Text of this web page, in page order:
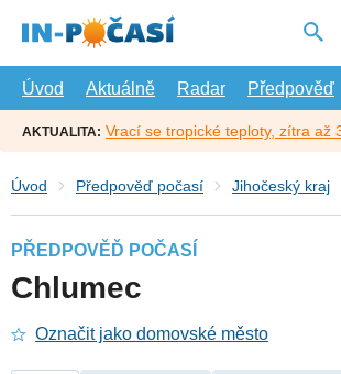
hlavní
Úvod
Aktuálně Radar Předpověď
AKTUALITA: Vrací se tropické teploty, zítra až
Úvod Předpověď počasí Jihočeský kraj
PŘEDPOVĚĎ POČASÍ
Chlumec
Označit jako domovské město